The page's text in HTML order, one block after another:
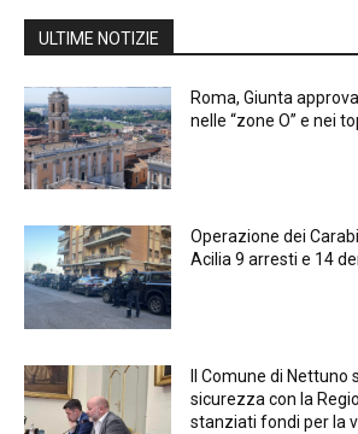
ULTIME NOTIZIE
Roma, Giunta
nelle “zone O” e nei
Operazione dei
Acilia 9 arresti e 14
Il Comune di
sicurezza con la
stanziati fondi per la